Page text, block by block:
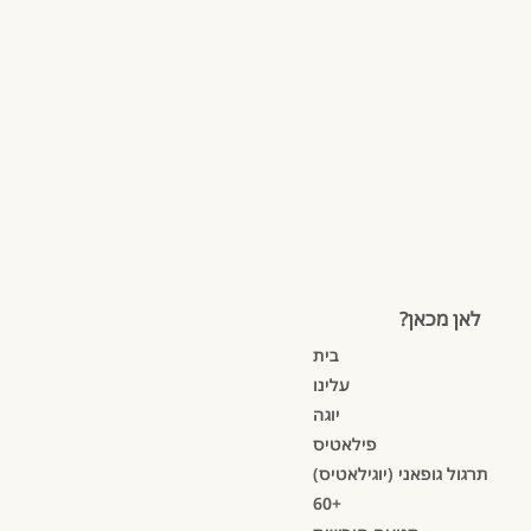
לאן מכאן?
בית
עלינו
יוגה
פילאטיס
תרגול גופאני (יוגילאטיס)
60+